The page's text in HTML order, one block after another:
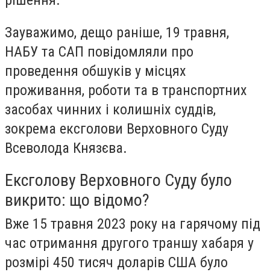
Зауважимо, дещо раніше, 19 травня,
НАБУ та САП повідомляли про
проведення обшуків у місцях
проживання, роботи та в транспортних
засобах чинних і колишніх суддів,
зокрема ексголови Верховного Суду
Всеволода Князєва.
Ексголову Верховного Суду було
викрито: що відомо?
Вже 15 травня 2023 року на гарячому під
час отримання другого траншу хабаря у
розмірі 450 тисяч доларів США було